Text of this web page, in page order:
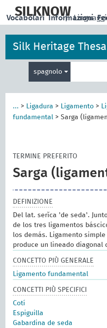
main
SILKNOW
|
Vocabolari Informazioni
Silk Heritage
spagnolo
per
la
ricerca
... > Ligadura > Ligamento >
fundamental >Sarga
TERMINE PREFERITO
Sarga
DEFINIZIONE
Del lat. serĭca 'de seda'.
de los tres ligamentos
los demás. Ligamento
produce un lineado diagonal
CONCETTO PIÙ GENERALE
Ligamento fundamental
CONCETTI PIÙ SPECIFICI
Cotí
Espiguilla
Gabardina de seda